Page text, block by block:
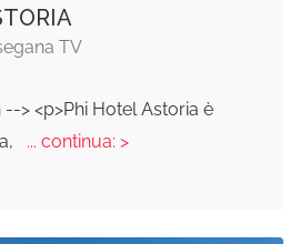
TV
> <p>Phi Hotel Astoria è
... continua: >